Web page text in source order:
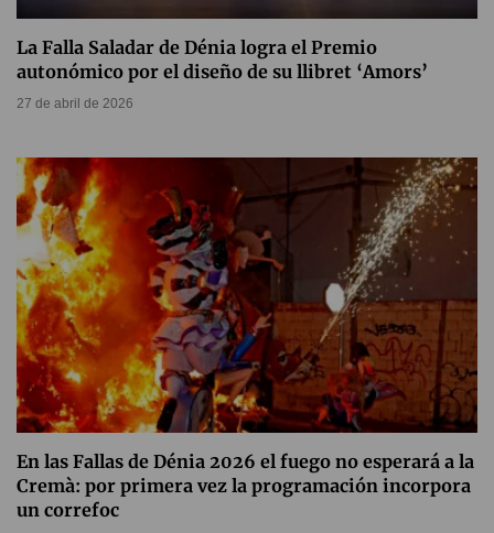
La Falla Saladar de Dénia logra el Premio
autonómico por el diseño de su llibret ‘Amors’
27 de abril de 2026
En las Fallas de Dénia 2026 el fuego no esperará a la
Cremà: por primera vez la programación incorpora
un correfoc